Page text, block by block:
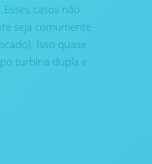
casos não
seja comumente
Isso quase
turbina dupla e